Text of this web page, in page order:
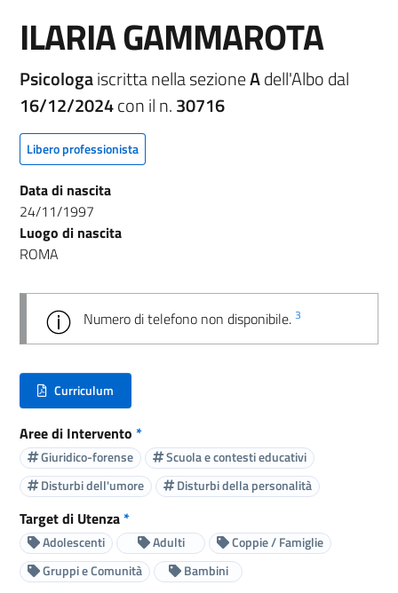
ILARIA GAMMAROTA
Psicologaiscritta nella sezioneAdell'Albo dal
16/12/2024con il n.30716
Libero professionista
Data di nascita
24/11/1997
Luogo di nascita
ROMA
Numero di telefono non disponibile. 3
Curriculum
(nuova scheda - new tab)
Aree di Intervento *
Giuridico-forense
Scuola e contesti educativi
Disturbi dell'umore
Disturbi della personalità
Target di Utenza*
Adolescenti Adulti
Coppie / Famiglie
Gruppi e Comunità
Bambini